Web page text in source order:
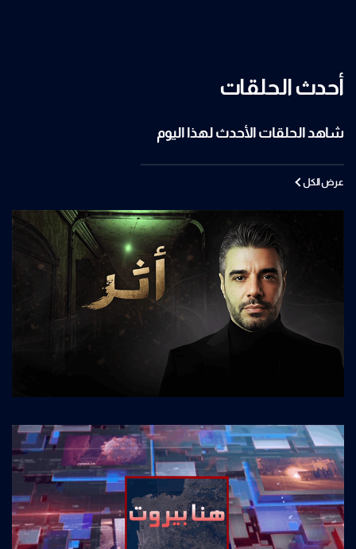
أحدث الحلقات
شاهد الحلقات الأحدث لهذا اليوم
عرض الكل